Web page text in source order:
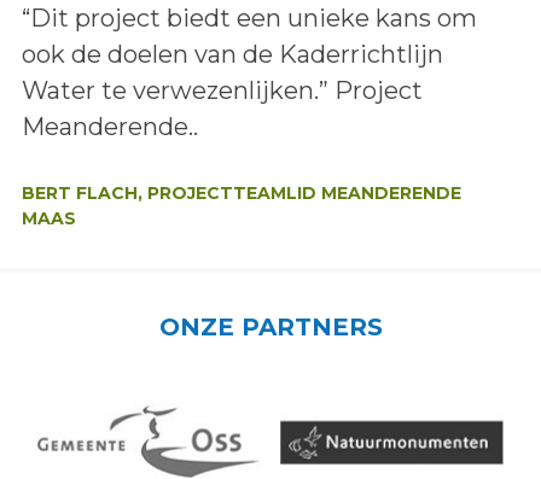
Lees het bericht:
“Dit project biedt een unieke kans om
ook de doelen van de Kaderrichtlijn
Water te verwezenlijken.” Project
Meanderende..
BERT FLACH, PROJECTTEAMLID MEANDERENDE
MAAS
ONZE PARTNERS